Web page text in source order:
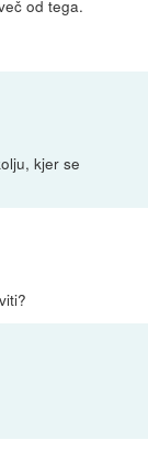
od tega.
kjer se